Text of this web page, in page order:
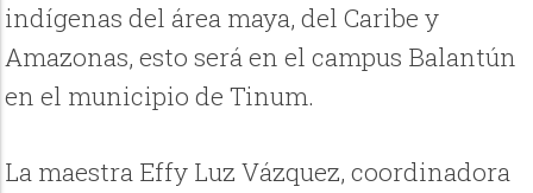
indígenas del área maya, del Caribe y
Amazonas, esto será en el campus Balantún
en el municipio de Tinum.
La maestra Effy Luz Vázquez, coordinadora